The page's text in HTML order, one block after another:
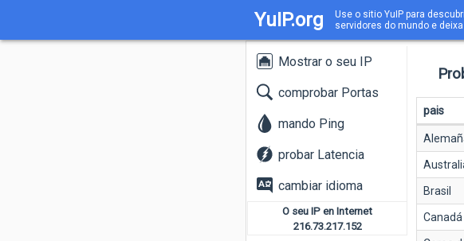
YuIP.org
Use o sitio YuIP para
servidores do mundo e
Mostrar o seu IP
comprobar Portas
mando Ping
probar Latencia
cambiar idioma
O seu IP en Internet
216.73.217.152
pais
Brasil
Canadá